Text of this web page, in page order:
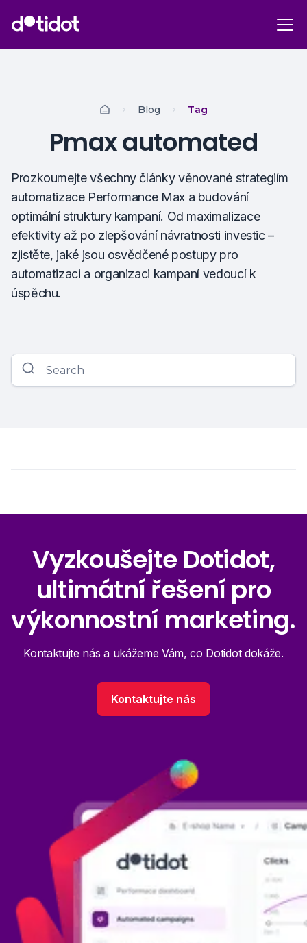
Blog Tag
Pmax automated
Prozkoumejte všechny články věnované strategiím
automatizace Performance Max a budování
optimální struktury kampaní. Od maximalizace
efektivity až po zlepšování návratnosti investic –
zjistěte, jaké jsou osvědčené postupy pro
automatizaci a organizaci kampaní vedoucí k
úspěchu.
Vyzkoušejte Dotidot,
ultimátní řešení pro
výkonnostní marketing.
Kontaktujte nás a ukážeme Vám, co Dotidot dokáže.
Kontaktujte nás